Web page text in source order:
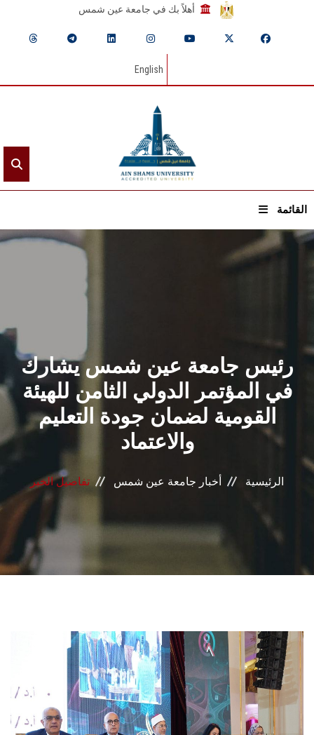
أهلاً بك في جامعة عين شمس
English
القائمة
القطاعـات
الشئون الأكاديمية
البحث العلمي
الرعاية الصحية
المراكز والوحدات
الأنظمة الذكية
الإعلام
الدراسات العليا
رئيس جامعة عين شمس يشارك
في المؤتمر الدولي الثامن للهيئة
القومية لضمان جودة التعليم
والاعتماد
الرئيسية أخبار جامعة عين شمس تفاصيل الخبر